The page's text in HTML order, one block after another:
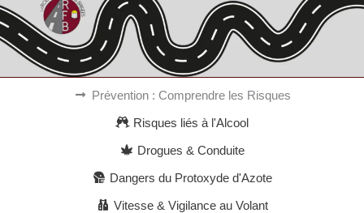
Prévention : Comprendre les Risques
Risques liés à l'Alcool
Drogues & Conduite
Dangers du Protoxyde d'Azote
Vitesse & Vigilance au Volant